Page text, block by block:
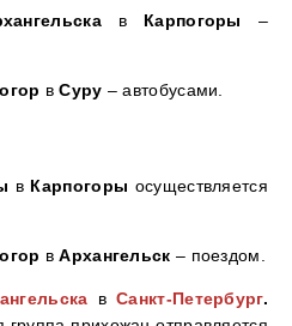
в Карпогоры
–
в Суру – автобусами.
в Карпогоры осуществляется
вАрхангельск – поездом.
вСанкт-Петербург.